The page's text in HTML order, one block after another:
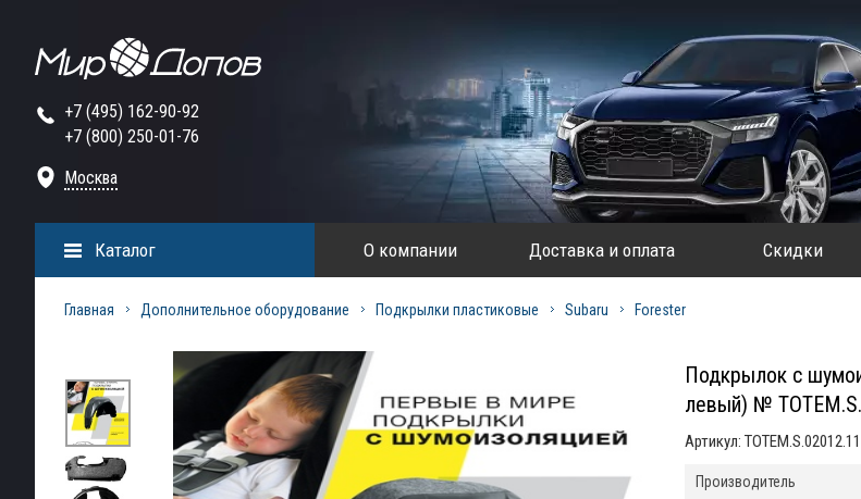
+7 (495) 162-90-92
+7 (800) 250-01-76
Москва
О компании Доставка и оплата Скидки
Каталог
Главная Дополнительное оборудование Подкрылки пластиковые Subaru Forester
Подкрылок с
левый) №
Артикул: TOTEM.S.02012.11
Производитель